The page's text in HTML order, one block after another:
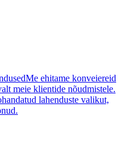
Me ehitame konveiereid
meie klientide nõudmistele.
lahenduste valikut,